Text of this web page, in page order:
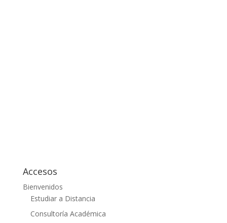
Accesos
Bienvenidos
Estudiar a Distancia
Consultoría Académica